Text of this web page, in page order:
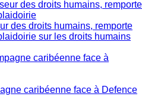
des droits humains, remporte
sur les droits humains
caribéenne face à Defence